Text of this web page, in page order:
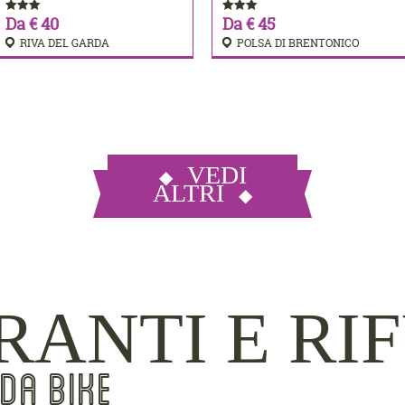
Da € 40
RIVA DEL GARDA
Da € 45
POLSA DI BRENTONICO
VEDI
ALTRI
E
BIKE